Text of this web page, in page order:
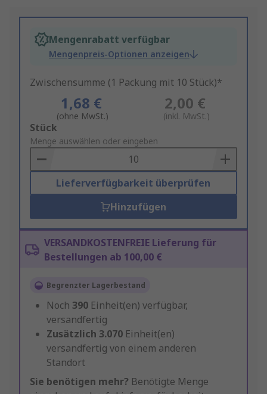
Mengenrabatt verfügbar
Mengenpreis-Optionen anzeigen
Zwischensumme (1 Packung mit 10 Stück)*
1,68 €
(ohne MwSt.)
2,00 €
(inkl. MwSt.)
Add
to
Basket
Stück
Menge auswählen oder eingeben
Lieferverfügbarkeit überprüfen
Hinzufügen
VERSANDKOSTENFREIE Lieferung für
Bestellungen ab 100,00 €
Begrenzter Lagerbestand
Noch 390 Einheit(en) verfügbar,
versandfertig
Zusätzlich 3.070 Einheit(en)
versandfertig von einem anderen
Standort
Sie benötigen mehr? Benötigte Menge